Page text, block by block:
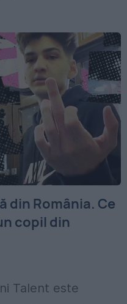
din România. Ce
copil din
Talent este